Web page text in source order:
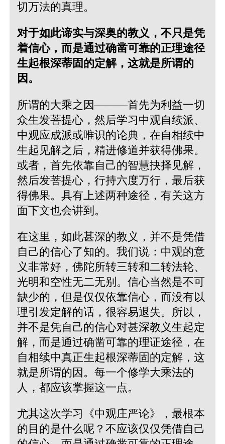
切万法的真理。
对于如此谛实与深奥的教义，不只是凭
着信心，而是通过确凿可靠的正理途径
生起根深蒂固的定解，这就是所谓的
因。
所谓的大乘之因———首先为利益一切
众生发菩提心，然后学习中观自续派、
中观应成派或唯识的论典，在自相续中
生起见解之后，精进修道并获得佛果。
或者，首先依靠自己的智慧抉择见解，
然后发菩提心，行持六度万行，最后获
得佛果。具有上述两种途径，有关这方
面下文也会讲到。
在这里，如此甚深的教义，并不是凭借
自己的信心了知的。我们说：中观的意
义非常好，佛陀所转三转和二转法轮、
光明和空性无二无别。信心当然是不可
缺少的，但是仅仅依靠信心，而没有以
理引发定解的话，很容易退失。所以，
并不是凭自己的信心对甚深教义生起定
解，而是通过确凿可靠的理证途径，在
自相续中真正生起根深蒂固的定解，这
就是所谓的因。每一个修学大乘法的
人，都应该掌握这一点。
尤其这次学习《中观庄严论》，最根本
的目的是什么呢？不应该仅仅凭借自己